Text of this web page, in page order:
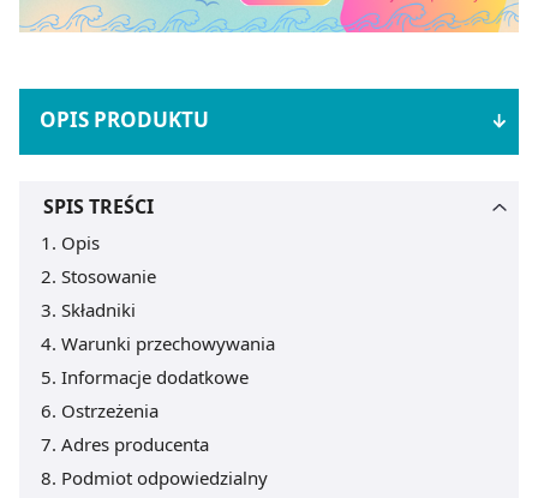
OPIS PRODUKTU
SPIS TREŚCI
Opis
Stosowanie
Składniki
Warunki przechowywania
Informacje dodatkowe
Ostrzeżenia
Adres producenta
Podmiot odpowiedzialny